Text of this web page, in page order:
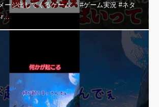
ージ出してくるゲーム #ゲーム実況 #ネタ
r…